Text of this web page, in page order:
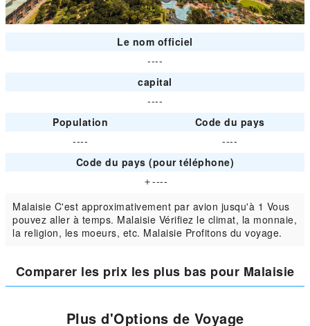
Le nom officiel
----
capital
----
Population
Code du pays
----
----
Code du pays (pour téléphone)
＋----
Malaisie C'est approximativement par avion jusqu'à 1 Vous
pouvez aller à temps. Malaisie Vérifiez le climat, la monnaie,
la religion, les moeurs, etc. Malaisie Profitons du voyage.
Comparer les prix les plus bas pour Malaisie
Plus d'Options de Voyage